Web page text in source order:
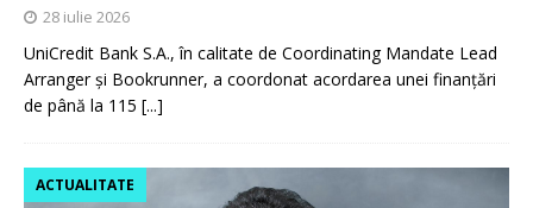
28 iulie 2026
UniCredit Bank S.A., în calitate de Coordinating Mandate Lead
Arranger și Bookrunner, a coordonat acordarea unei finanțări
de până la 115 [...]
ACTUALITATE